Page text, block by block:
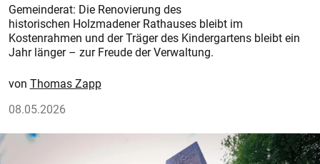
Gemeinderat: Die Renovierung des
historischen Holzmadener Rathauses bleibt im
Kostenrahmen und der Träger des Kindergartens bleibt ein
Jahr länger – zur Freude der Verwaltung.
Thomas Zapp
08.05.2026